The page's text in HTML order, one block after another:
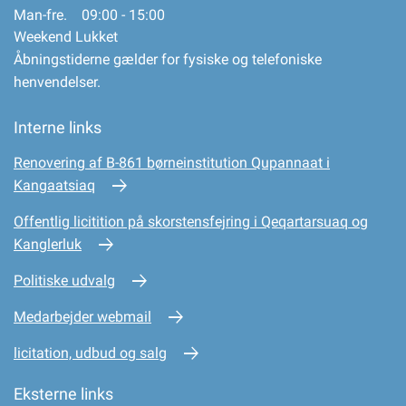
Man-fre. 09:00 - 15:00
Weekend Lukket
Åbningstiderne gælder for fysiske og telefoniske
henvendelser.
Interne links
Renovering af B-861 børneinstitution Qupannaat i
Kangaatsiaq
Offentlig licitition på skorstensfejring i Qeqartarsuaq og
Kanglerluk
Politiske udvalg
Medarbejder webmail
licitation, udbud og salg
Eksterne links